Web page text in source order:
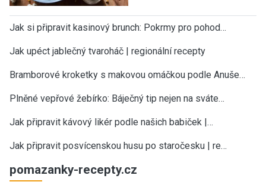
Jak si připravit kasinový brunch: Pokrmy pro pohod…
Jak upéct jablečný tvaroháč | regionální recepty
Bramborové kroketky s makovou omáčkou podle Anuše…
Plněné vepřové žebírko: Báječný tip nejen na sváte…
Jak připravit kávový likér podle našich babiček |…
Jak připravit posvícenskou husu po staročesku | re…
pomazanky-recepty.cz